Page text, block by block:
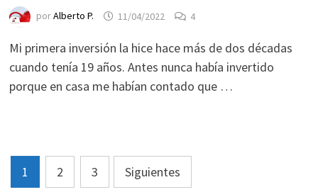
porAlberto P. 11/04/2022 4
Mi primera inversión la hice hace más de dos décadas
cuando tenía 19 años. Antes nunca había invertido
porque en casa me habían contado que …
Paginación
1 2 3 Siguientes